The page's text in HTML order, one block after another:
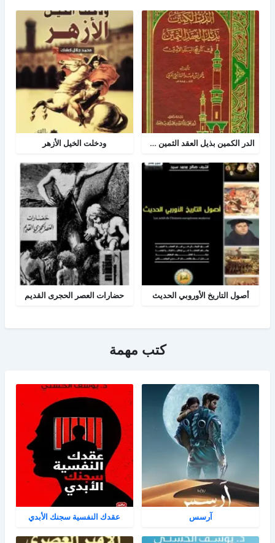
الدر الكمين بذيل العقد الثمين في تاريخ البلد الأمين ودخلت الخيل الأزهر
أصول التاريخ الأوروبي الحديث حضارات العصر الحجرى القديم
كتب مهمة
آرسس عقدك النفسية سجنك الأبدي